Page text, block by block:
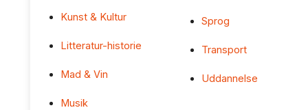
Kunst & Kultur
Litteratur-historie
Mad & Vin
Musik
Sprog
Transport
Uddannelse